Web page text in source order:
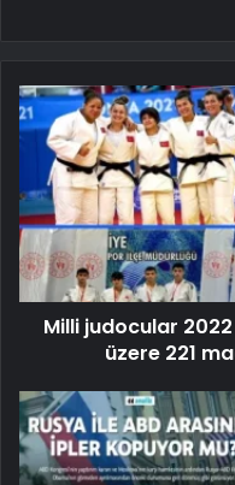
Milli judocular
üzere 221